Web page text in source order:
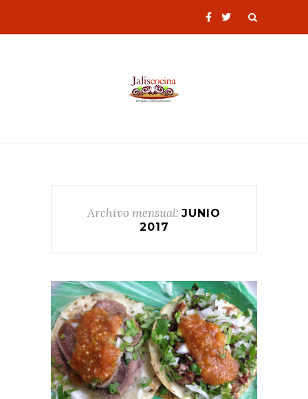
Archivo mensual: JUNIO
2017